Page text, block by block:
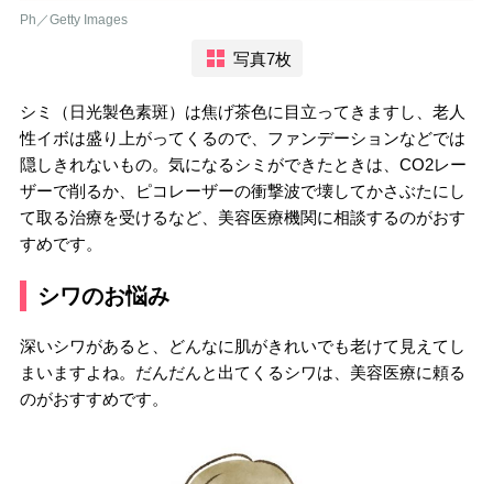
Ph／Getty Images
写真7枚
シミ（日光製色素斑）は焦げ茶色に目立ってきますし、老人
性イボは盛り上がってくるので、ファンデーションなどでは
隠しきれないもの。気になるシミができたときは、CO2レー
ザーで削るか、ピコレーザーの衝撃波で壊してかさぶたにし
て取る治療を受けるなど、美容医療機関に相談するのがおす
すめです。
シワのお悩み
深いシワがあると、どんなに肌がきれいでも老けて見えてし
まいますよね。だんだんと出てくるシワは、美容医療に頼る
のがおすすめです。